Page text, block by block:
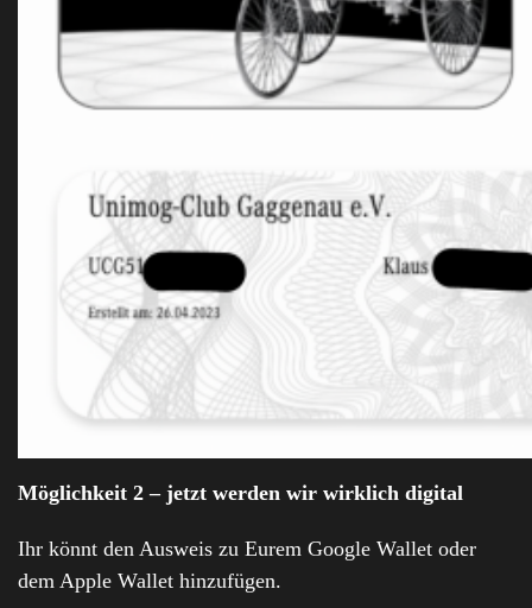
Möglichkeit 2 – jetzt werden wir wirklich digital
Ihr könnt den Ausweis zu Eurem Google Wallet oder
dem Apple Wallet hinzufügen.